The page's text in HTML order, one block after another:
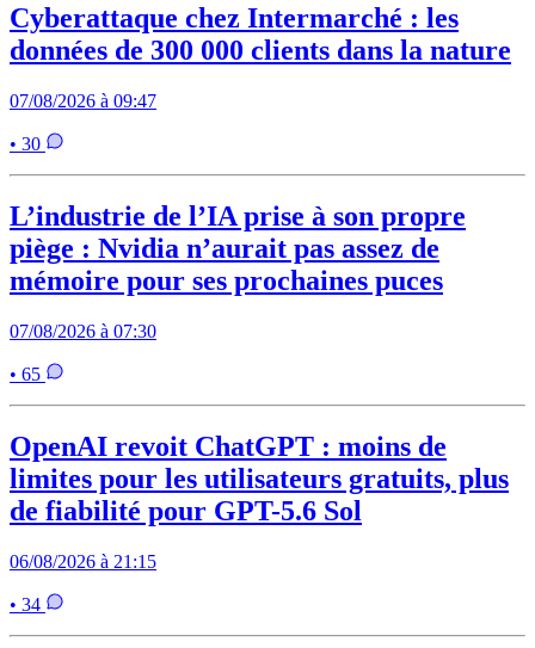
Cyberattaque chez Intermarché : les
données de 300 000 clients dans la nature
07/08/2026 à 09:47
• 30
L’industrie de l’IA prise à son propre
piège : Nvidia n’aurait pas assez de
mémoire pour ses prochaines puces
07/08/2026 à 07:30
• 65
OpenAI revoit ChatGPT : moins de
limites pour les utilisateurs gratuits, plus
de fiabilité pour GPT-5.6 Sol
06/08/2026 à 21:15
• 34